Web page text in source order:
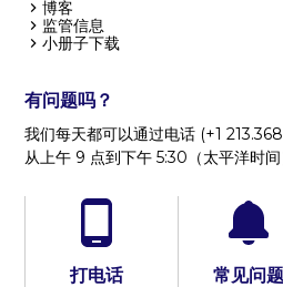
博客
监管信息
小册子下载
有问题吗？
我们每天都可以通过电话 (+1
从上午 9 点到下午 5:30（太平洋时间
打电话 常见问题